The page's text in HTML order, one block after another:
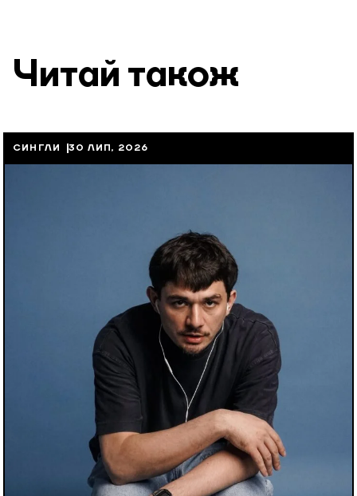
Читай також
СИНГЛИ 30 ЛИП, 2026